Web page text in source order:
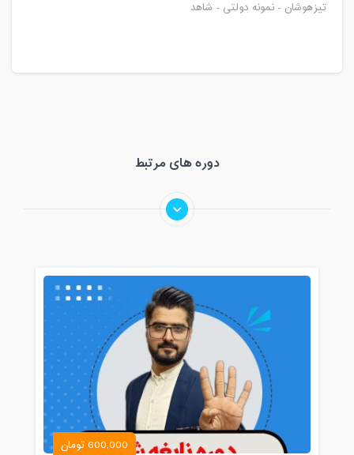
تیزهوشان - نمونه دولتی - شاهد
دوره های مرتبط
600,000 تومان